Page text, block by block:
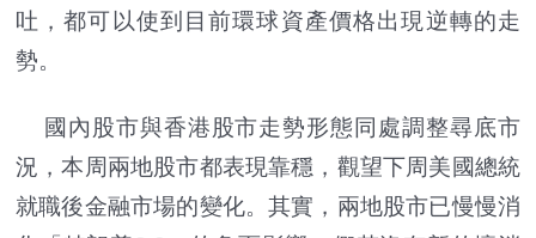
吐，都可以使到目前環球資產價格出現逆轉的走
勢。
國內股市與香港股市走勢形態同處調整尋底市
況，本周兩地股市都表現靠穩，觀望下周美國總統
就職後金融市場的變化。其實，兩地股市已慢慢消